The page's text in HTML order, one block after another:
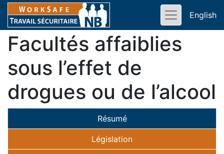
English
Facultés affaiblies
sous l’effet de
drogues ou de l’alcool
Résumé
Législation